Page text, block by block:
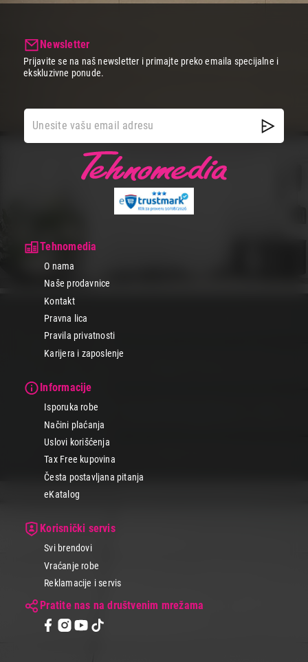
Tehnomedia
O nama
Naše prodavnice
Kontakt
Pravna lica
Pravila privatnosti
Karijera i zaposlenje
Informacije
Isporuka robe
Načini plaćanja
Uslovi korišćenja
Tax Free kupovina
Česta postavljana pitanja
eKatalog
Korisnički servis
Svi brendovi
Vraćanje robe
Reklamacije i servis
Pratite nas na društvenim mrežama
Newsletter
Prijavite se na naš newsletter i primajte preko emaila specijalne i
ekskluzivne ponude.